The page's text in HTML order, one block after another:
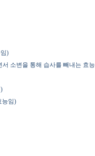
)
소변을 통해 습사를 빼내는 효
능임)